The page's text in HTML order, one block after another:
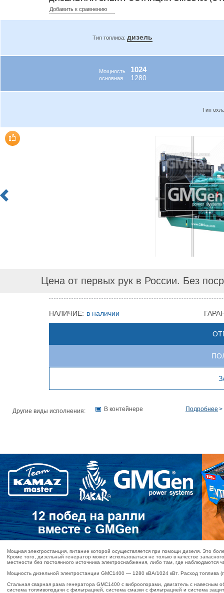
Добавить к сравнению
Тип топлива: дизель
Мощность
основная
1024
1280
Тип
Цена от первых рук в России. Без
НАЛИЧИЕ: в наличии
Другие виды исполнения: В контейнере Подробнее
Мощная электростанция, питание которой осуществляется при помощи дизеля. Это
Кроме того, дизельный генератор может использоваться не только в качестве
местности без постоянного источника электроснабжения, либо там, где наблюдаются
Мощность дизельной электростанции GMC1400 — 1280 кВА/1024 кВт. Расход топлива
Стальная сварная рама генератора GMC1400 с виброопорами, двигатель с навесным
система топливоподачи с фильтрацией, система смазки с фильтрацией и система